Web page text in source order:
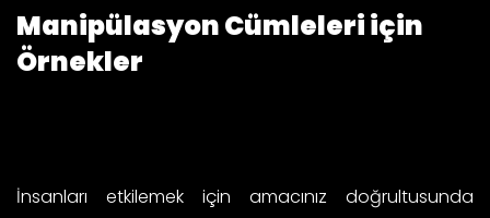
Manipülasyon Cümleleri için
Örnekler
İnsanları etkilemek için amacınız doğrultusunda